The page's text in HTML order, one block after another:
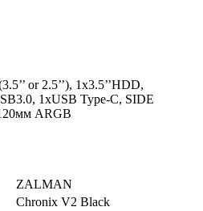
or 2.5’’), 1x3.5’’HDD,
1xUSB Type-C, SIDE
ARGB
ZALMAN
Chronix V2 Black